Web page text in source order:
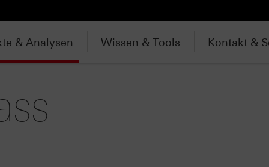
& Analysen Wissen & Tools Kontakt &